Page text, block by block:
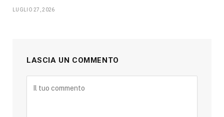
LUGLIO 27, 2026
LASCIA UN COMMENTO